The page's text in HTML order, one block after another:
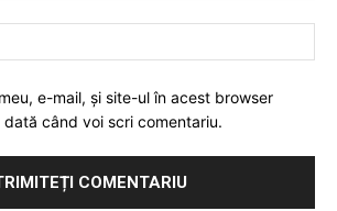
e-mail, şi site-ul în acest browser
când voi scri comentariu.